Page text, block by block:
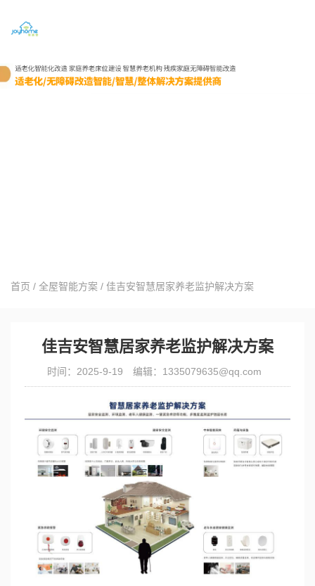
首页 / 全屋智能方案 / 佳吉安智慧居家养老监护解决方案
佳吉安智慧居家养老监护解决方案
时间：2025-9-19 编辑：1335079635@qq.com